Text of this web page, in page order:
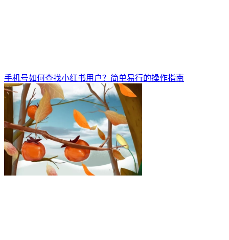
手机号如何查找小红书用户？简单易行的操作指南